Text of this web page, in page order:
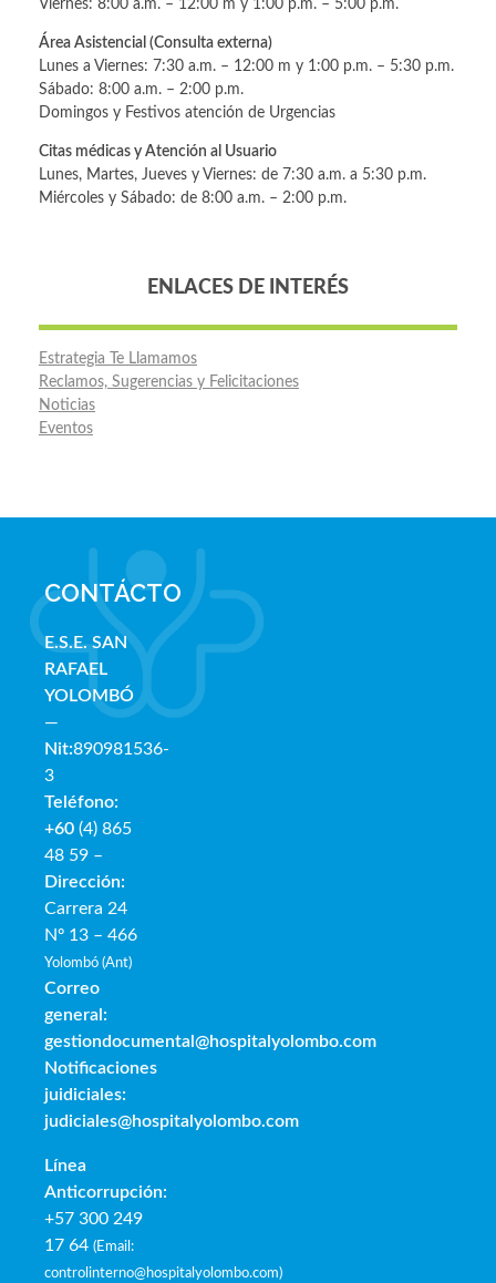
Viernes: 8:00 a.m. – 12:00 m y 1:00 p.m. – 5:00 p.m.
Área Asistencial (Consulta externa)
Lunes a Viernes: 7:30 a.m. – 12:00 m y 1:00 p.m. – 5:30 p.m.
Sábado: 8:00 a.m. – 2:00 p.m.
Domingos y Festivos atención de Urgencias
Citas médicas y Atención al Usuario
Lunes, Martes, Jueves y Viernes: de 7:30 a.m. a 5:30 p.m.
Miércoles y Sábado: de 8:00 a.m. – 2:00 p.m.
ENLACES DE INTERÉS
Estrategia Te Llamamos
Reclamos, Sugerencias y Felicitaciones
Noticias
Eventos
CONTÁCTO
E.S.E. SAN
RAFAEL
YOLOMBÓ
—
Nit:890981536-
3
Teléfono:
+60 (4) 865
48 59 –
Dirección:
Carrera 24
Nº 13 – 466
Yolombó (Ant)
Correo
general:
gestiondocumental@hospitalyolombo.com
Notificaciones
juidiciales:
judiciales@hospitalyolombo.com
Línea
Anticorrupción:
+57 300 249
17 64 (Email:
controlinterno@hospitalyolombo.com)